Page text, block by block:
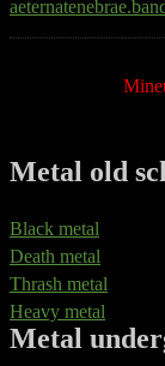
Metal old
Black metal
Death metal
Thrash metal
Heavy metal
Metal